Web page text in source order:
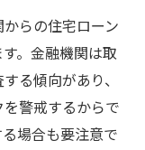
らの住宅ローン
。金融機関は取
る傾向があり、
警戒するからで
場合も要注意で